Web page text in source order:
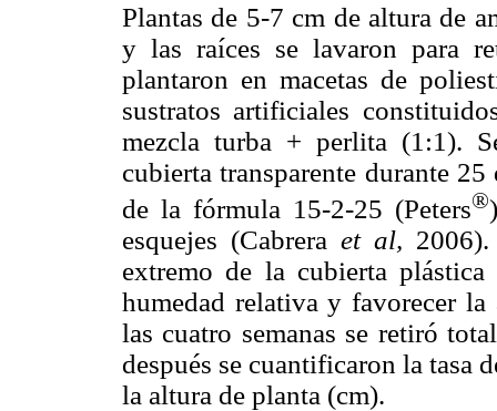
Plantas de 5-7 cm de altura de
y las raíces se lavaron para
plantaron en macetas de
sustratos artificiales
mezcla turba + perlita (1:1).
cubierta transparente durante
de la fórmula 15-2-25 (Peters®
esquejes (Cabreraet al,
extremo de la cubierta
humedad relativa y favorecer
las cuatro semanas se retiró
después se cuantificaron la tasa
la altura de planta (cm).